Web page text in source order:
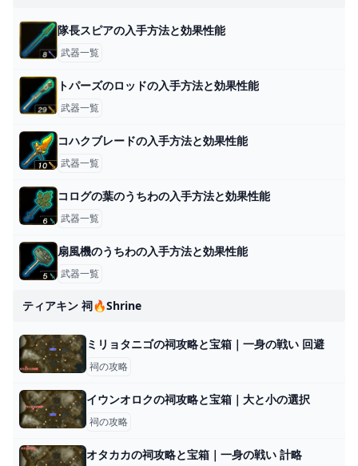
隊長スピアの入手方法と効果性能
武器一覧
トパーズのロッドの入手方法と効果性能
武器一覧
コハクブレードの入手方法と効果性能
武器一覧
コログの葉のうちわの入手方法と効果性能
武器一覧
扇風機のうちわの入手方法と効果性能
武器一覧
ティアキン 祠🔥shrine
ミリョタニゴの祠攻略と宝箱｜一身の戦い 回避
祠の攻略
イウンオロクの祠攻略と宝箱｜大と小の選択
祠の攻略
オタカカの祠攻略と宝箱｜一身の戦い 計略